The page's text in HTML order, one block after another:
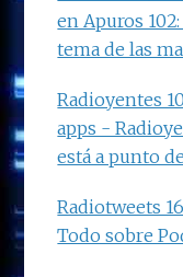
en Apuros
tema de las
Radioyentes
apps -
está a punto
Radiotweets
Todo sobre